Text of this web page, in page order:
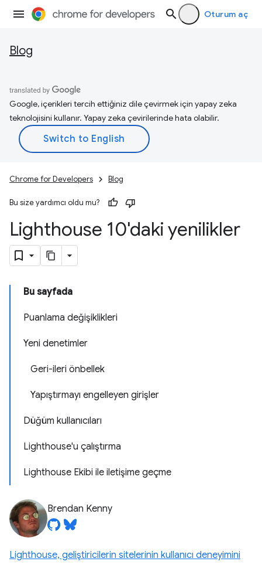
Oturum aç
Blog
Google, içerikleri tercih ettiğiniz dile çevirmek için yapay zeka
teknolojisini kullanır. Yapay zeka çevirilerinde hata olabilir.
Chrome for Developers Blog
Bu size yardımcı oldu mu?
Lighthouse 10'daki yenilikler
Bu sayfada
Puanlama değişiklikleri
Yeni denetimler
Geri-ileri önbellek
Yapıştırmayı engelleyen girişler
Düğüm kullanıcıları
Lighthouse'u çalıştırma
Lighthouse Ekibi ile iletişime geçme
Brendan Kenny
Lighthouse, geliştiricilerin sitelerinin kullanıcı deneyimini